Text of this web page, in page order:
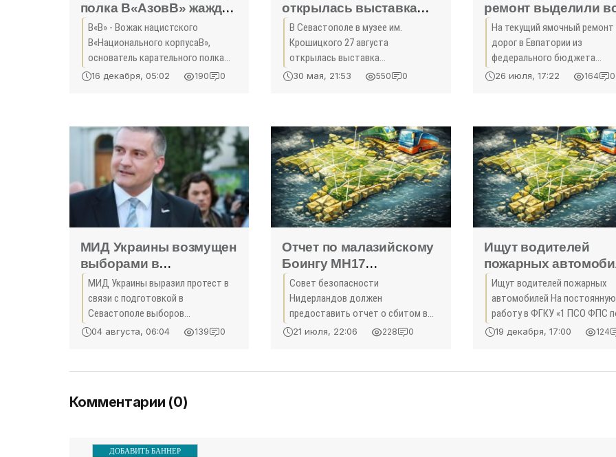
полка В«АзовВ» жаждет
новой крови на
Донбассе - «Политика
Крыма»
В«В» - Вожак нацистского
В«Национального корпусаВ»,
основатель карательного полка
В«АзовВ», депутат Верховной
16 декабря, 05:02 190 0
открылась выставка
«Терминал» -
«Культура»
В Севастополе в музее им.
Крошицкого 27 августа
открылась выставка
московского и севастопольского
открылась выставка
30 мая, 21:53 550 0
ремонт выделили
35 млн рублей -
«Новости Крыма»
На текущий ямочный ремонт
дорог в Евпатории из
федерального бюджета
выделено 35 млн рублей.
муниципальное предприятие
26 июля, 17:22 164 0
МИД Украины возмущен
выборами в
Севастополе - «Новости
Крыма»
МИД Украины выразил протест в
связи с подготовкой в
Севастополе выборов
губернатора города. Об этом
Аксенов обещает продолжать
04 августа, 06:04 139 0
Отчет по малазийскому
Боингу MH17
Нидерланды
представят до 10
августа - «Политика
Крыма»
Совет безопасности
Нидерландов должен
предоставить отчет о сбитом в
небе над Донбассом Боинге
виновные в нем указываться не ...
21 июля, 22:06 228 0
Ищут водителей
пожарных
- «Жизнь»
Ищут водителей пожарных
автомобилей На постоянную
работу в ФГКУ «1 ПСО ФПС
городу Севастополю»
19 декабря, 17:00 124
Комментарии (0)
ДОБАВИТЬ БАННЕР